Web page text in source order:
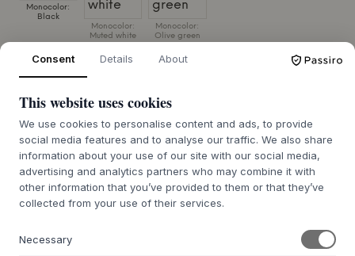
Monocolor:
Black
Monocolor:
Muted white
Monocolor:
Olive green
AÑADIR A LA CESTA
Pedido pendiente aprox. 9-21 días de plazo
de entrega
Te lo conseguimos
+
Consent Details About
This website uses cookies
We use cookies to personalise content and ads, to provide
social media features and to analyse our traffic. We also share
information about your use of our site with our social media,
advertising and analytics partners who may combine it with
other information that you’ve provided to them or that they’ve
collected from your use of their services.
Necessary